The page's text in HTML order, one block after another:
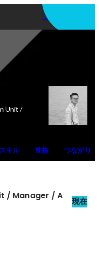
アプリを使う
Unit /
スキル 性格 つながり
/ Manager / A
現在